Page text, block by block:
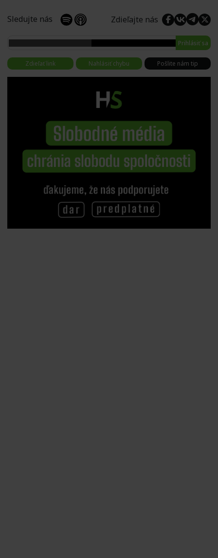
Sledujte nás Zdieľajte nás
Prihlásiť sa
Zdieľať link Nahlásiť chybu Pošlite nám tip